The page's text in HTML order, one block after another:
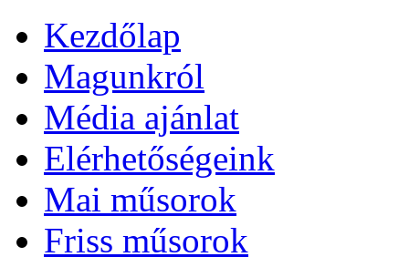
Kezdőlap
Magunkról
Média ajánlat
Elérhetőségeink
Mai műsorok
Friss műsorok